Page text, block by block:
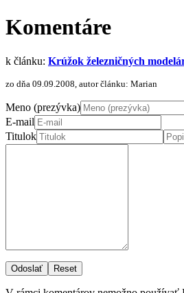
Komentáre
k článku: Krúžok železničných
zo dňa 09.09.2008, autor článku: Marian
Meno (prezývka)
E-mail
Titulok
Odoslať Reset